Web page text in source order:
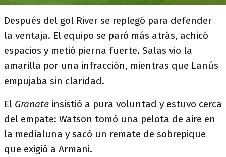
Después del gol River se replegó para defender
la ventaja. El equipo se paró más atrás, achicó
espacios y metió pierna fuerte. Salas vio la
amarilla por una infracción, mientras que Lanús
empujaba sin claridad.
El Granate insistió a pura voluntad y estuvo cerca
del empate: Watson tomó una pelota de aire en
la medialuna y sacó un remate de sobrepique
que exigió a Armani.